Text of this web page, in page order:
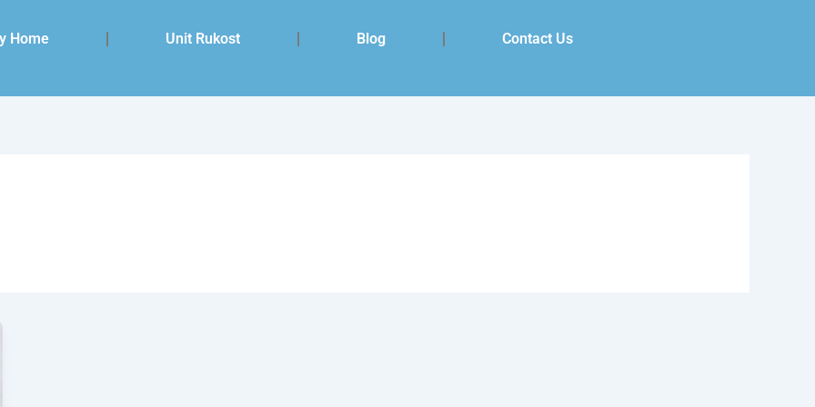
Home Unit Rukost Blog Contact Us